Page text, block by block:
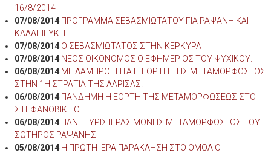
16/8/2014
07/08/2014 ΠΡΟΓΡΑΜΜΑ ΣΕΒΑΣΜΙΩΤΑΤΟΥ ΓΙΑ ΡΑΨΑΝΗ ΚΑΙ
ΚΑΛΛΙΠΕΥΚΗ
07/08/2014 Ο ΣΕΒΑΣΜΙΩΤΑΤΟΣ ΣΤΗΝ ΚΕΡΚΥΡΑ
07/08/2014 ΝΕΟΣ ΟΙΚΟΝΟΜΟΣ Ο ΕΦΗΜΕΡΙΟΣ ΤΟΥ ΨΥΧΙΚΟΥ.
06/08/2014 ΜΕ ΛΑΜΠΡΟΤΗΤΑ Η ΕΟΡΤΗ ΤΗΣ ΜΕΤΑΜΟΡΦΩΣΕΩΣ
ΣΤΗΝ 1Η ΣΤΡΑΤΙΑ ΤΗΣ ΛΑΡΙΣΑΣ.
06/08/2014 ΠΑΝΔΗΜΗ Η ΕΟΡΤΗ ΤΗΣ ΜΕΤΑΜΟΡΦΩΣΕΩΣ ΣΤΟ
ΣΤΕΦΑΝΟΒΙΚΕΙΟ
06/08/2014 ΠΑΝΗΓΥΡΙΣ ΙΕΡΑΣ ΜΟΝΗΣ ΜΕΤΑΜΟΡΦΩΣΕΩΣ ΤΟΥ
ΣΩΤΗΡΟΣ ΡΑΨΑΝΗΣ
05/08/2014 Η ΠΡΩΤΗ ΙΕΡΑ ΠΑΡΑΚΛΗΣΗ ΣΤΟ ΟΜΟΛΙΟ